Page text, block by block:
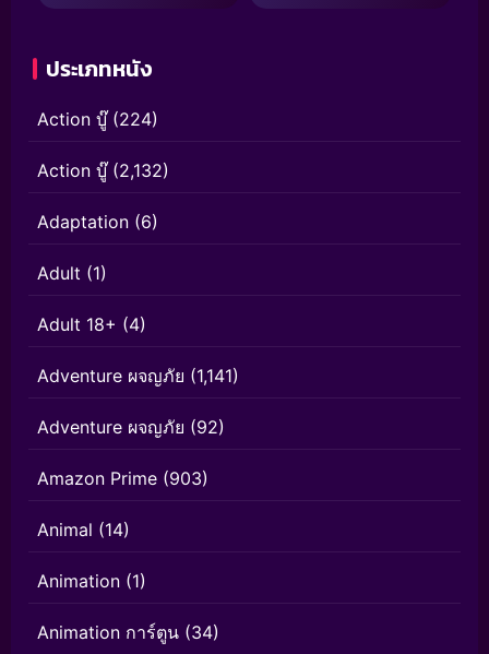
ประเภทหนัง
Action บู๊(224)
Action บู๊(2,132)
Adaptation (6)
Adult (1)
Adult 18+ (4)
Adventure ผจญภัย (1,141)
Adventure ผจญภัย (92)
Amazon Prime (903)
Animal (14)
Animation (1)
Animation การ์ตูน (34)